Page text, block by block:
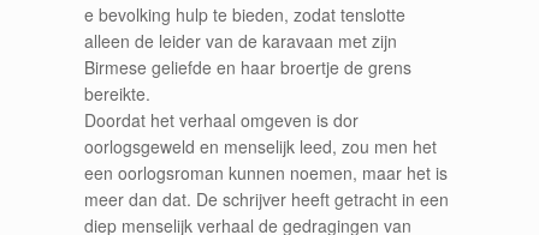
e bevolking hulp te bieden, zodat tenslotte
alleen de leider van de karavaan met zijn
Birmese geliefde en haar broertje de grens
bereikte.
Doordat het verhaal omgeven is dor
oorlogsgeweld en menselijk leed, zou men het
een oorlogsroman kunnen noemen, maar het is
meer dan dat. De schrijver heeft getracht in een
diep menselijk verhaal de gedragingen van